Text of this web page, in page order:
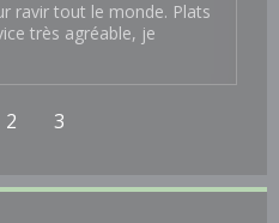
ravir tout le monde. Plats
très agréable, je
2 3